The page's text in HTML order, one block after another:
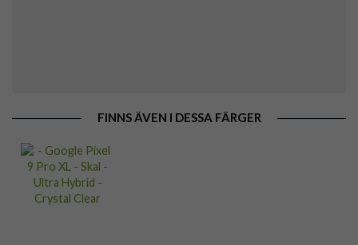
FINNS ÄVEN I DESSA FÄRGER